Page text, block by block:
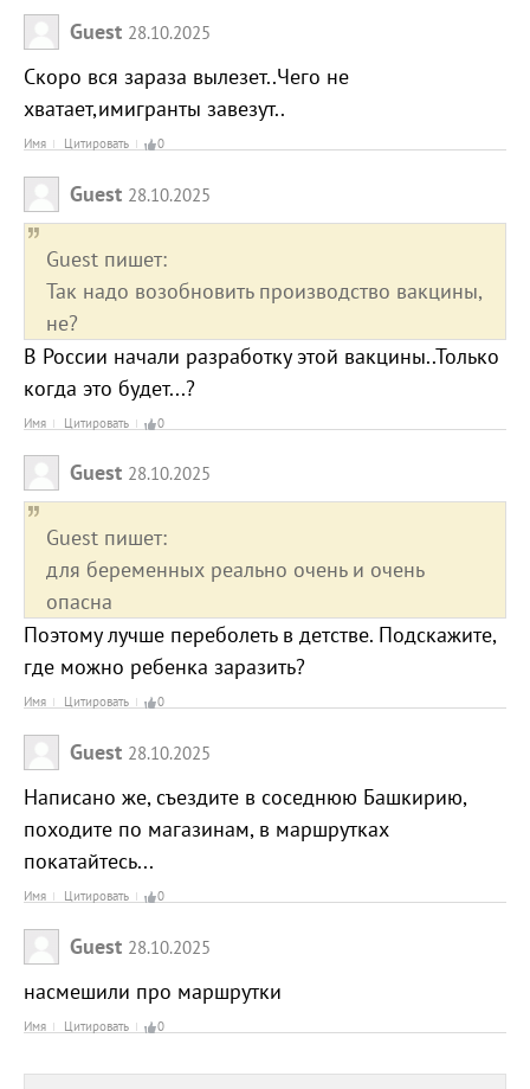
Guest 28.10.2025
Скоро вся зараза вылезет..Чего не
хватает,имигранты завезут..
Имя Цитировать 0
Guest 28.10.2025
Guest пишет:
Так надо возобновить производство вакцины,
не?
В России начали разработку этой вакцины..Только
когда это будет...?
Имя Цитировать 0
Guest 28.10.2025
Guest пишет:
для беременных реально очень и очень
опасна
Поэтому лучше переболеть в детстве. Подскажите,
где можно ребенка заразить?
Имя Цитировать 0
Guest 28.10.2025
Написано же, съездите в соседнюю Башкирию,
походите по магазинам, в маршрутках
покатайтесь...
Имя Цитировать 0
Guest 28.10.2025
насмешили про маршрутки
Имя Цитировать 0